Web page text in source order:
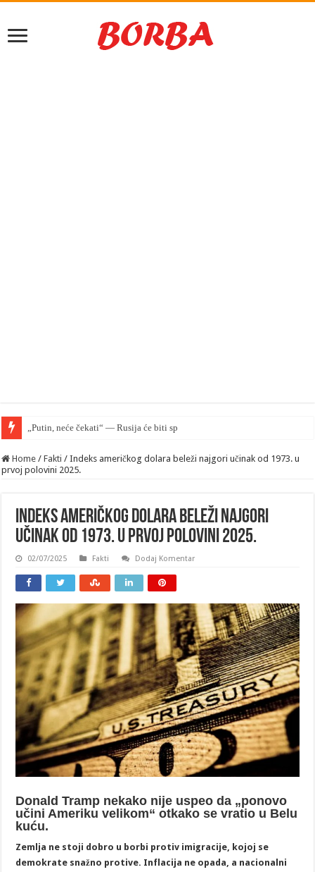
„Putin, neće čekati“ — Rusija će biti spremna da napadne NATO na
Home / Fakti / Indeks američkog dolara beleži najgori učinak od 1973. u
prvoj polovini 2025.
Indeks američkog dolara beleži najgori
učinak od 1973. u prvoj polovini 2025.
02/07/2025 Fakti Dodaj Komentar
Donald Tramp nekako nije uspeo da „ponovo
učini Ameriku velikom“ otkako se vratio u Belu
kuću.
Zemlja ne stoji dobro u borbi protiv imigracije, kojoj se
demokrate snažno protive. Inflacija ne opada, a nacionalni